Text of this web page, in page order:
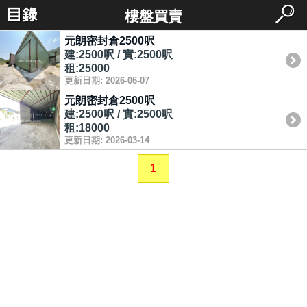
樓盤買賣
元朗密封倉2500呎
建:2500呎 / 實:2500呎
租:25000
更新日期: 2026-06-07
元朗密封倉2500呎
建:2500呎 / 實:2500呎
租:18000
更新日期: 2026-03-14
1